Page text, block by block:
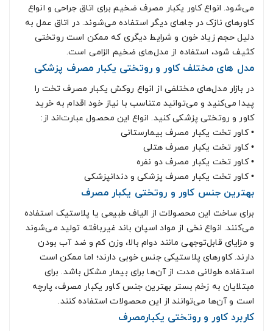
می‌شود. انواع کاور یکبار مصرف ضخیم برای اتاق جراحی و انواع
کاور‌های نازک در جاهای دیگر استفاده می‌شوند. در اتاق عمل به
دلیل حجم زیاد خون و شرایط دیگری که ممکن است روتختی
کثیف شود، استفاده از مدل‌های ضخیم الزامی است.‌
مدل های مختلف کاور و روتختی یکبار مصرف پزشکی
در بازار مدل‌های مختلفی از انواع روکش یکبار مصرف تخت را
پیدا می‌کنید و می‌توانید متناسب با نیاز خود اقدام به خرید
کاور و روتختی پزشکی کنید. انواع این محصول عبارت‌اند از:
• کاور تخت یکبار مصرف بیمارستانی
• کاور تخت یکبار مصرف هتلی
• کاور تخت یکبار مصرف دو نفره
• کاور تخت یکبار مصرف پزشکی و دندانپزشکی
بهترین جنس کاور و روتختی یکبار مصرف
برای ساخت این محصولات از الیاف طبیعی یا پلاستیک استفاده
می‌کنند. انواع نخی از مواد اسپان باند غیربافته تولید می‌شوند
و مزایای قابل‌توجهی مانند دوام بالا، وزن کم و ضد آب بودن
دارند. کاورهای پلاستیکی جنس خوبی دارند؛ اما ممکن است
استفاده طولانی مدت از آن‌ها برای بیمار مشکل باشد. برای
مبتلایان به زخم بستر بهترین جنس کاور یکبار مصرف، پارچه
است و آن‌ها می‌توانند از این محصولات استفاده کنند.
کاربرد کاور و روتختی یکبارمصرف